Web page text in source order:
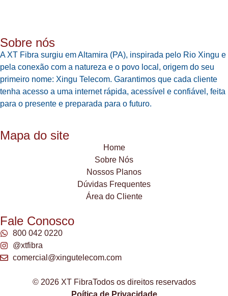
Sobre nós
A XT Fibra surgiu em Altamira (PA), inspirada pelo Rio Xingu e
pela conexão com a natureza e o povo local, origem do seu
primeiro nome: Xingu Telecom. Garantimos que cada cliente
tenha acesso a uma internet rápida, acessível e confiável, feita
para o presente e preparada para o futuro.
Mapa do site
Home
Sobre Nós
Nossos Planos
Dúvidas Frequentes
Área do Cliente
Fale Conosco
800 042 0220
@xtfibra
comercial@xingutelecom.com
© 2026 XT FibraTodos os direitos reservados
Poítica de Privacidade